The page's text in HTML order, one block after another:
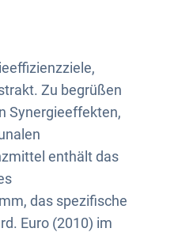
Zu begrüßen
Synergieeffekten,
enthält das
das spezifische
Euro (2010) im